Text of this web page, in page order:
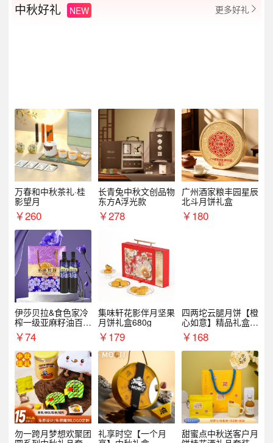
中秋好礼 NEW 更多好礼 
万春和中秋茶礼·桂
影望月
￥260
长青兔中秋文创品物
东方A浮光款
￥278
广州酒家粮丰园星辰
北斗月饼礼盒
￥180
伊莎贝拉&食色家冷
榨一级亚麻籽油百紫
千红500ml*2礼盒
￥74
集味轩花影伴月坚果
月饼礼盒680g
￥179
四两坨云腿月饼【橙
心如意】精品礼盒4
50g/盒
￥168
勿一跨月梦想欢聚团 礼享时空【一个月
甜蜜点中秋送客户月